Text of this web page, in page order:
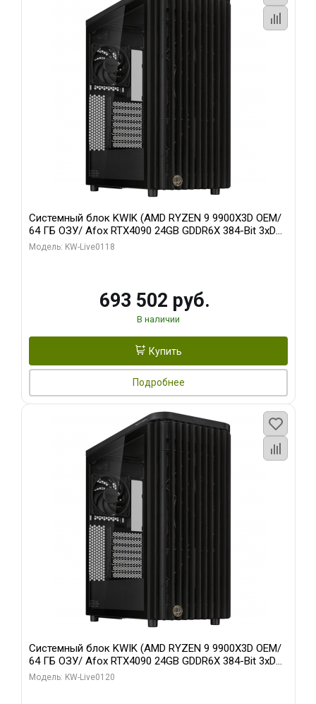
Системный блок KWIK (AMD RYZEN 9 9900X3D OEM/
64 ГБ ОЗУ/ Afox RTX4090 24GB GDDR6X 384-Bit 3xDP
HDMI ATX Turbo/ 960 ГБ SSD)
Модель: KW-Live0118
693 502 руб.
В наличии
Купить
Подробнее
Системный блок KWIK (AMD RYZEN 9 9900X3D OEM/
64 ГБ ОЗУ/ Afox RTX4090 24GB GDDR6X 384-Bit 3xDP
HDMI ATX Turbo/ 1 ТБ SSD)
Модель: KW-Live0120